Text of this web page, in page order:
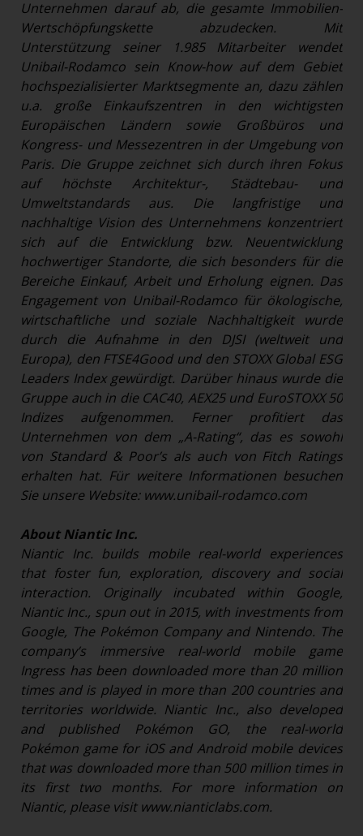
Unternehmen darauf ab, die gesamte Immobilien-
Wertschöpfungskette abzudecken. Mit
Unterstützung seiner 1.985 Mitarbeiter wendet
Unibail-Rodamco sein Know-how auf dem Gebiet
hochspezialisierter Marktsegmente an, dazu zählen
u.a. große Einkaufszentren in den wichtigsten
Europäischen Ländern sowie Großbüros und
Kongress- und Messezentren in der Umgebung von
Paris. Die Gruppe zeichnet sich durch ihren Fokus
auf höchste Architektur-, Städtebau- und
Umweltstandards aus. Die langfristige und
nachhaltige Vision des Unternehmens konzentriert
sich auf die Entwicklung bzw. Neuentwicklung
hochwertiger Standorte, die sich besonders für die
Bereiche Einkauf, Arbeit und Erholung eignen. Das
Engagement von Unibail-Rodamco für ökologische,
wirtschaftliche und soziale Nachhaltigkeit wurde
durch die Aufnahme in den DJSI (weltweit und
Europa), den FTSE4Good und den STOXX Global ESG
Leaders Index gewürdigt. Darüber hinaus wurde die
Gruppe auch in die CAC40, AEX25 und EuroSTOXX 50
Indizes aufgenommen. Ferner profitiert das
Unternehmen von dem „A-Rating“, das es sowohl
von Standard & Poor’s als auch von Fitch Ratings
erhalten hat. Für weitere Informationen besuchen
Sie unsere Website: www.unibail-rodamco.com
About Niantic Inc.
Niantic Inc. builds mobile real-world experiences
that foster fun, exploration, discovery and social
interaction. Originally incubated within Google,
Niantic Inc., spun out in 2015, with investments from
Google, The Pokémon Company and Nintendo. The
company’s immersive real-world mobile game
Ingress has been downloaded more than 20 million
times and is played in more than 200 countries and
territories worldwide. Niantic Inc., also developed
and published Pokémon GO, the real-world
Pokémon game for iOS and Android mobile devices
that was downloaded more than 500 million times in
its first two months. For more information on
Niantic, please visit www.nianticlabs.com.